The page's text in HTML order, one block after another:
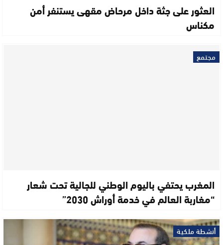
العثور على جثة داخل مرحاض مقهى يستنفر أمن
مكناس
مجتمع
المغرب يحتفي باليوم الوطني للجالية تحت شعار
“مغاربة العالم في خدمة أوراش 2030”
أنشطة ملكية